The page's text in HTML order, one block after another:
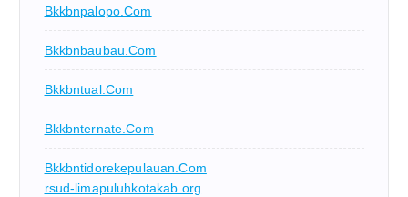
Bkkbnpalopo.com
Bkkbnbaubau.com
Bkkbntual.com
Bkkbnternate.com
Bkkbntidorekepulauan.com
rsud-limapuluhkotakab.org